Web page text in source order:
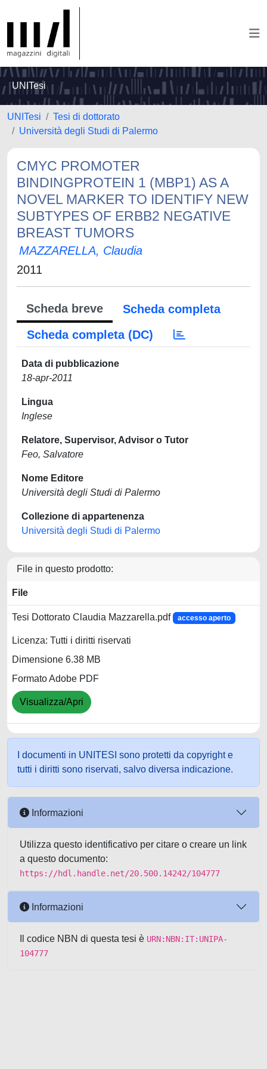
UNITesi
UNITesi
Tesi di dottorato
Università degli Studi di Palermo
CMYC PROMOTER
BINDINGPROTEIN 1 (MBP1) AS A
NOVEL MARKER TO IDENTIFY NEW
SUBTYPES OF ERBB2 NEGATIVE
BREAST TUMORS
MAZZARELLA, Claudia
2011
Scheda breve
Scheda completa
Scheda completa (DC)
Data di pubblicazione
18-apr-2011
Lingua
Inglese
Relatore, Supervisor, Advisor o Tutor
Feo, Salvatore
Nome Editore
Università degli Studi di Palermo
Collezione di appartenenza
Università degli Studi di Palermo
File in questo prodotto:
File
Tesi Dottorato Claudia Mazzarella.pdf accesso aperto
Licenza: Tutti i diritti riservati
Dimensione 6.38 MB
Formato Adobe PDF
Visualizza/Apri
I documenti in UNITESI sono protetti da copyright e
tutti i diritti sono riservati, salvo diversa indicazione.
Informazioni
Utilizza questo identificativo per citare o creare un link
a questo documento:
https://hdl.handle.net/20.500.14242/104777
Informazioni
Il codice NBN di questa tesi è URN:NBN:IT:UNIPA-
104777